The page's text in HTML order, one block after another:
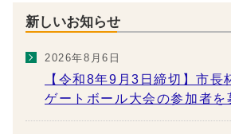
新しいお知らせ
2026年8月6日
【令和8年9月3日締切】市長
ゲートボール大会の参加者を